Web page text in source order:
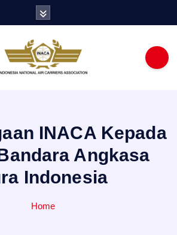
INACA Kepada
Angkasa
Indonesia
Home